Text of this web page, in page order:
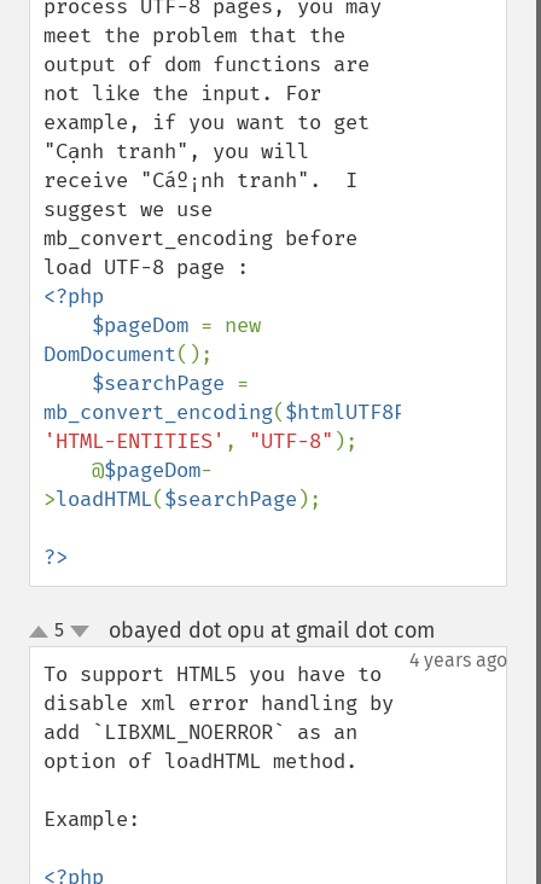
process UTF-8 pages, you may
meet the problem that the
output of dom functions are
not like the input. For
example, if you want to get
"Cạnh tranh", you will
receive "Cáº¡nh tranh".  I
suggest we use
mb_convert_encoding before
<?php
    $pageDom
DomDocument();
$searchPage
mb_convert_encoding($htmlUTF8Page
'HTML-ENTITIES' , "UTF-8" );
    @
$pageDom-
>loadHTML($searchPage );
?>
up
down
5 obayed dot opu at gmail dot com
4 years ago
To support HTML5 you have to
disable xml error handling by
add `LIBXML_NOERROR` as an
option of loadHTML method.
Example:
<?php